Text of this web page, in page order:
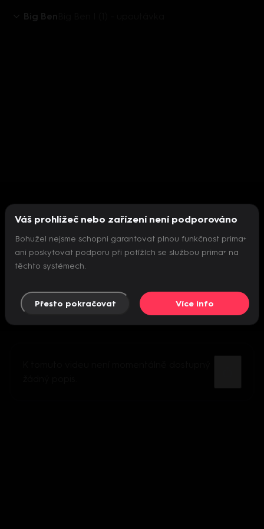
Big Ben
Nepodařilo se inicializovat přehrávač
Váš prohlížeč nebo zařízení není podporováno
Bohužel nejsme schopni garantovat plnou funkčnost prima+
ani poskytovat podporu při potížích se službou prima+ na
těchto systémech.
Přesto pokračovat Více info